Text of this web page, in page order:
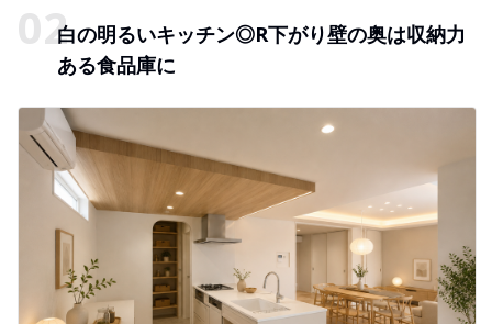
白の明るいキッチン◎R下がり壁の奥は収納力
ある食品庫に